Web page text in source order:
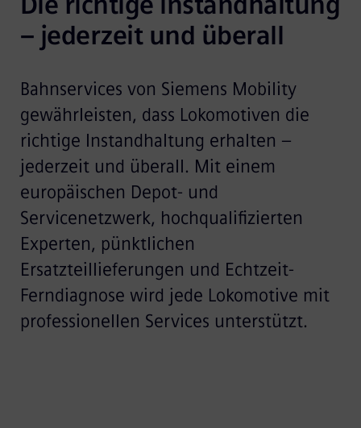
– jederzeit und überall
Bahnservices von Siemens Mobility
gewährleisten, dass Lokomotiven die
richtige Instandhaltung erhalten –
jederzeit und überall. Mit einem
europäischen Depot- und
Servicenetzwerk, hochqualifizierten
Experten, pünktlichen
Ersatzteillieferungen und Echtzeit-
Ferndiagnose wird jede Lokomotive mit
professionellen Services unterstützt.